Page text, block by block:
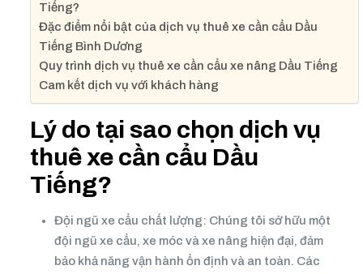
Tiếng?
Đặc điểm nổi bật của dịch vụ thuê xe cần cẩu Dầu
Tiếng Bình Dương
Quy trình dịch vụ thuê xe cần cẩu xe nâng Dầu Tiếng
Cam kết dịch vụ với khách hàng
Lý do tại sao chọn dịch vụ
thuê xe cần cẩu Dầu
Tiếng?
Đội ngũ xe cẩu chất lượng: Chúng tôi sở hữu một
đội ngũ xe cẩu, xe móc và xe nâng hiện đại, đảm
bảo khả năng vận hành ổn định và an toàn. Các